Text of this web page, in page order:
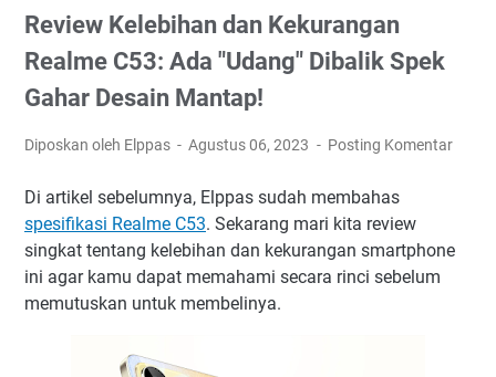
Review Kelebihan dan Kekurangan
Realme C53: Ada "Udang" Dibalik Spek
Gahar Desain Mantap!
Diposkan oleh Elppas Agustus 06, 2023 Posting Komentar
Di artikel sebelumnya, Elppas sudah membahas
spesifikasi Realme C53. Sekarang mari kita review
singkat tentang kelebihan dan kekurangan smartphone
ini agar kamu dapat memahami secara rinci sebelum
memutuskan untuk membelinya.